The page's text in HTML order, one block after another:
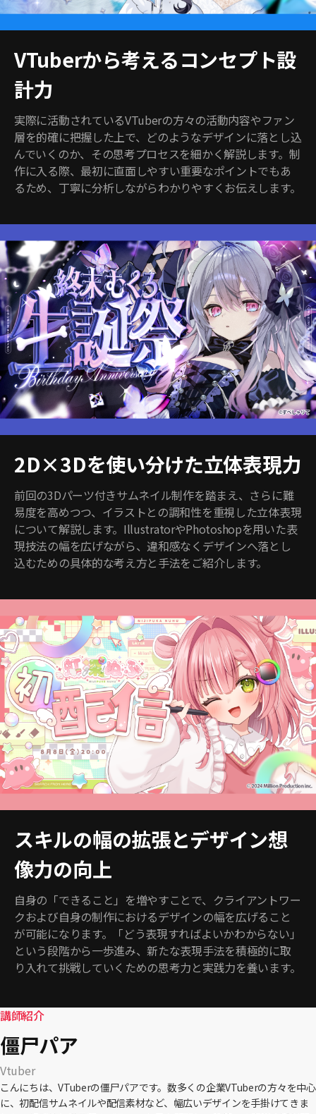
VTuberから考えるコンセプト設
計力
実際に活動されているVTuberの方々の活動内容やファン
層を的確に把握した上で、どのようなデザインに落とし込
んでいくのか、その思考プロセスを細かく解説します。制
作に入る際、最初に直面しやすい重要なポイントでもあ
るため、丁寧に分析しながらわかりやすくお伝えします。
2D×3Dを使い分けた立体表現力
前回の3Dパーツ付きサムネイル制作を踏まえ、さらに難
易度を高めつつ、イラストとの調和性を重視した立体表現
について解説します。IllustratorやPhotoshopを用いた表
現技法の幅を広げながら、違和感なくデザインへ落とし
込むための具体的な考え方と手法をご紹介します。
スキルの幅の拡張とデザイン想
像力の向上
自身の「できること」を増やすことで、クライアントワー
クおよび自身の制作におけるデザインの幅を広げること
が可能になります。「どう表現すればよいかわからない」
という段階から一歩進み、新たな表現手法を積極的に取
り入れて挑戦していくための思考力と実践力を養います。
講師紹介
僵尸パア
Vtuber
こんにちは、VTuberの僵尸パアです。数多くの企業VTuberの方々を中心
に、初配信サムネイルや配信素材など、幅広いデザインを手掛けてきま